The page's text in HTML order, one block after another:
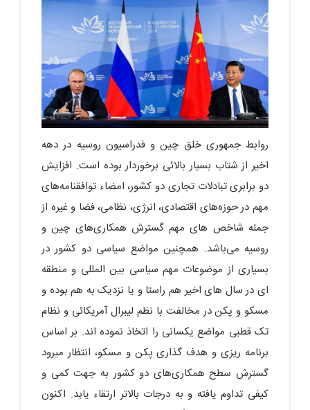
روابط جمهوری خلق چین و فدراسیون روسیه در دهه
اخیر از شتاب بسیار بالائی برخوردار بوده است. افزایش
دو برابری تبادلات تجاری دو کشور، امضاء توافقنامه‌های
مهم در حوزه‌های اقتصادی، انرژی، نظامی، فضا و غیره از
جمله شاخص های مهم گسترش همکاری‌های چین و
روسیه می‌باشد. همچنین مواضع سیاسی دو کشور در
بسیاری از موضوعات مهم سیاسی بین المللی و منطقه
ای در سال های اخیر هم راستا و یا نزدیک به هم بوده و
مسکو و پکن در مخالفت با نظم لیبرال آمریکائی و نظام
تک قطبی مواضع یکسانی را اتخاذ نموده اند. بر اساس
برنامه ریزی و هدف گذاری پکن و مسکو، انتظار می­رود
گسترش سطح همکاری‌های دو کشور به جهت کمی و
کیفی تداوم یافته و به درجات بالاتر ارتقاء یابد. اکنون